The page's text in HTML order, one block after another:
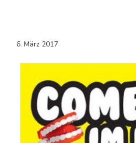
6. März 2017